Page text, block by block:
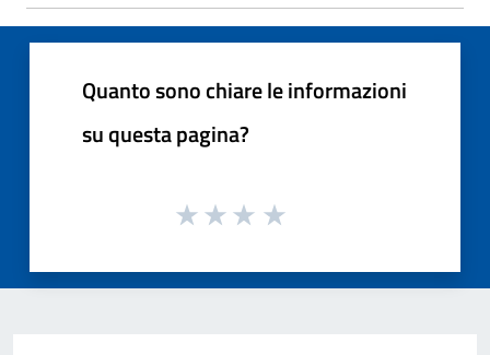
Quanto sono chiare le informazioni
su questa pagina?